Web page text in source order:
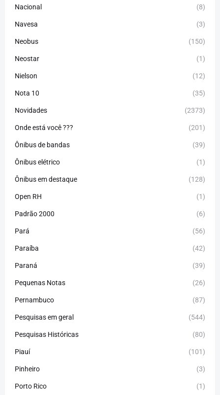
Nacional (8)
Navesa (3)
Neobus (150)
Neostar (1)
Nielson (12)
Nota 10 (35)
Novidades (2373)
Onde está você ??? (201)
Ônibus de bandas (39)
Ônibus elétrico (1)
Ônibus em destaque (128)
Open RH (1)
Padrão 2000 (6)
Pará (56)
Paraíba (42)
Paraná (39)
Pequenas Notas (26)
Pernambuco (87)
Pesquisas em geral (544)
Pesquisas Históricas (80)
Piauí (101)
Pinheiro (3)
Porto Rico (1)